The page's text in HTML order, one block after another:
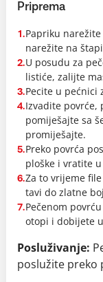
Priprema
1.Papriku
narežite na
2.U posudu za
listiće, zalijte
3.Pecite u pećnici
4.Izvadite povrće,
pomiješajte sa
promiješajte.
5.Preko povrća
ploške i vratite
6.Za to vrijeme
tavi do zlatne
7.Pečenom
otopi i dobijete
Posluživanje:
poslužite preko